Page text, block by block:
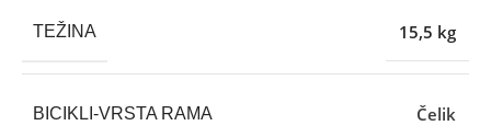
TEŽINA 15,5 kg
BICIKLI-VRSTA RAMA Čelik